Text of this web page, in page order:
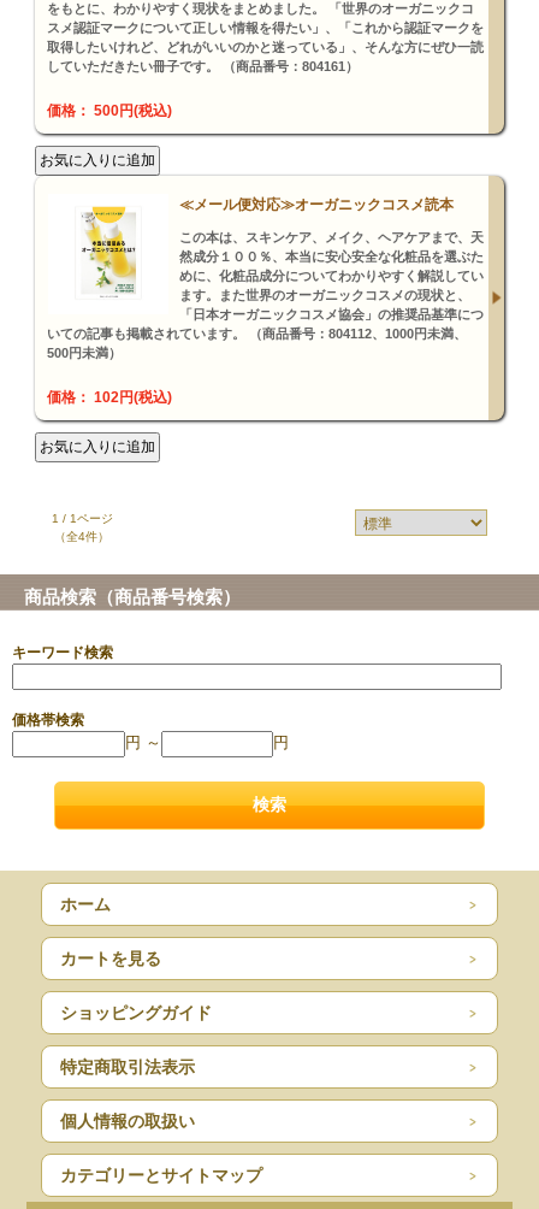
をもとに、わかりやすく現状をまとめました。 「世界のオーガニックコ
スメ認証マークについて正しい情報を得たい」、「これから認証マークを
取得したいけれど、どれがいいのかと迷っている」、そんな方にぜひ一読
していただきたい冊子です。 （商品番号：804161）
価格： 500円(税込)
≪メール便対応≫オーガニックコスメ読本
この本は、スキンケア、メイク、ヘアケアまで、天
然成分１００％、本当に安心安全な化粧品を選ぶた
めに、化粧品成分についてわかりやすく解説してい
ます。また世界のオーガニックコスメの現状と、
「日本オーガニックコスメ協会」の推奨品基準につ
いての記事も掲載されています。 （商品番号：804112、1000円未満、
500円未満）
価格： 102円(税込)
1 / 1ページ
（全4件）
商品検索（商品番号検索）
キーワード検索
価格帯検索
円 ～ 円
ホーム
カートを見る
ショッピングガイド
特定商取引法表示
個人情報の取扱い
カテゴリーとサイトマップ